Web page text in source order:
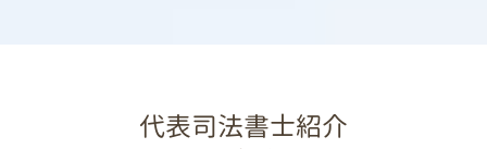
代表司法書士紹介